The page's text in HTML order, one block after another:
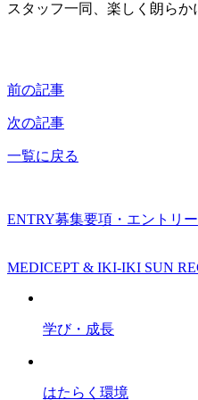
スタッフ一同、楽しく朗らか
前の記事
次の記事
一覧に戻る
ENTRY募集要項・エントリー
MEDICEPT & IKI-IKI SUN
学び・成長
はたらく環境